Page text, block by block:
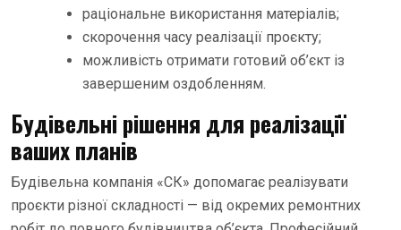
раціональне використання матеріалів;
скорочення часу реалізації проєкту;
можливість отримати готовий об’єкт із
завершеним оздобленням.
Будівельні рішення для реалізації
ваших планів
Будівельна компанія «СК» допомагає реалізувати
проєкти різної складності — від окремих ремонтних